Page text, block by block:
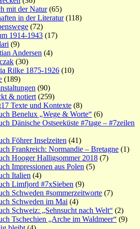
mit der Natur(65)
in der Literatur(118)
(72)
1914-1943 (17)
(9)
Andersen (4)
(30)
Rilke 1875-1926 (10)
(189)
(90)
& notiert (259)
Texte und Kontexte (8)
Benelux „Wege & Worte“ (6)
Dänische Ostseeküste #7tage – #7zeilen
Föhrer Inselzeiten (41)
Frankreich: Normandie – Bretagne (1)
Hooger Halligsommer 2018 (7)
Impressionen aus Polen (5)
Italien (4)
Limfjord #7xSieben (9)
Schweden #sommerzeitworte (7)
Schweden im Mai (4)
Schweiz: „Sehnsucht nach Welt“ (2)
Tschechien „Arche im Waldmeer“ (9)